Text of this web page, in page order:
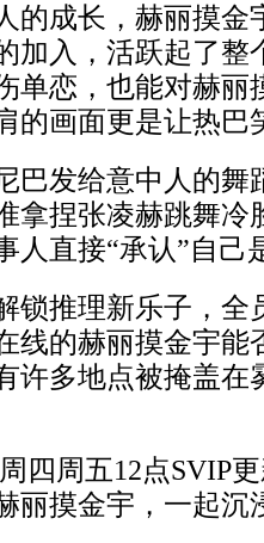
成长，赫丽摸金
加入，活跃起了
单恋，也能对赫
的画面更是让热巴
发给意中人的舞
拿捏张凌赫跳舞
人直接“承认”自己
推理新乐子，全
线的赫丽摸金宇
许多地点被掩盖
周五12点SVIP更
丽摸金宇，一起沉